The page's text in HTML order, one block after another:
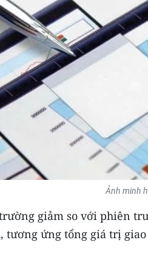
Ảnh minh
giảm so với phiên
tương ứng tổng giá trị